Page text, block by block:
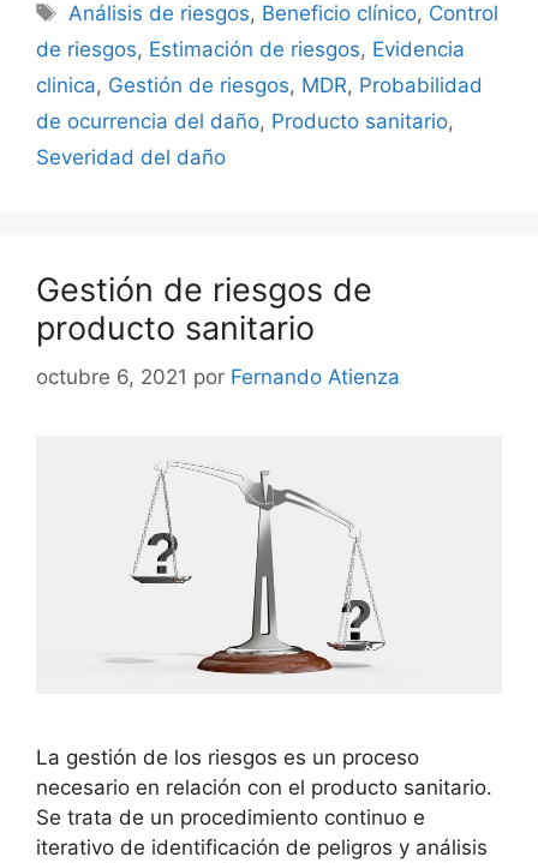
Análisis de riesgos, Beneficio clínico, Control
de riesgos, Estimación de riesgos, Evidencia
clinica, Gestión de riesgos, MDR, Probabilidad
de ocurrencia del daño, Producto sanitario,
Severidad del daño
Gestión de riesgos de
producto sanitario
octubre 6, 2021 por Fernando Atienza
La gestión de los riesgos es un proceso
necesario en relación con el producto sanitario.
Se trata de un procedimiento continuo e
iterativo de identificación de peligros y análisis